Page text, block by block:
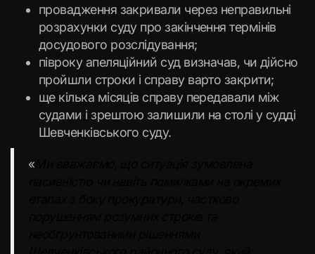
провадження закривали через неправильні
розрахунки суду про закінчення термінів
досудового розслідування;
півроку апеляційний суд визначав, чи дійсно
пройшли строки і справу варто закрити;
ще кілька місяців справу передавали між
судами і зрештою залишили на столі у судді
Шевченківського суду.
«